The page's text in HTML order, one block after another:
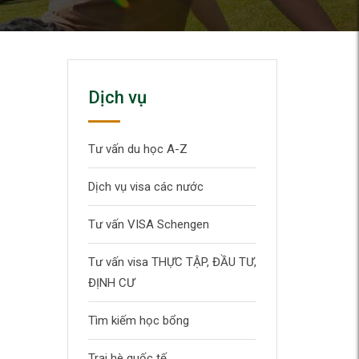
Dịch vụ
Tư vấn du học A-Z
Dịch vụ visa các nước
Tư vấn VISA Schengen
Tư vấn visa THỰC TẬP, ĐẦU TƯ,
ĐỊNH CƯ
Tìm kiếm học bổng